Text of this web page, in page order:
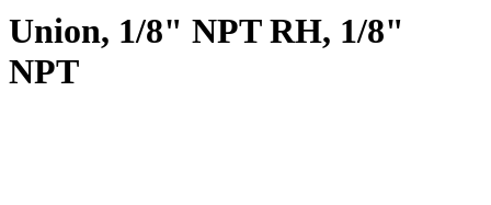
Union, 1/8" NPT RH, 1/8"
NPT